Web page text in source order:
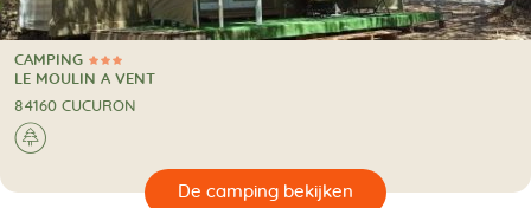
3 Sterren
CAMPING
CAMPING
LE MOULIN A VENT
84160 CUCURON
🌲
🔍